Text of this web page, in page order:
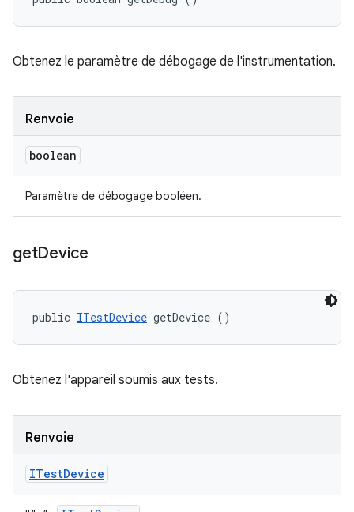
Obtenez le paramètre de débogage de l'instrumentation.
Renvoie
boolean
Paramètre de débogage booléen.
getDevice
public ITestDevice getDevice ()
Obtenez l'appareil soumis aux tests.
Renvoie
ITestDevice